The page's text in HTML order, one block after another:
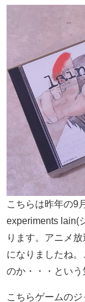
こちらは昨年の9
experiments lain(
ります。アニメ
になりましたね
のか・・・という
こちらゲームの